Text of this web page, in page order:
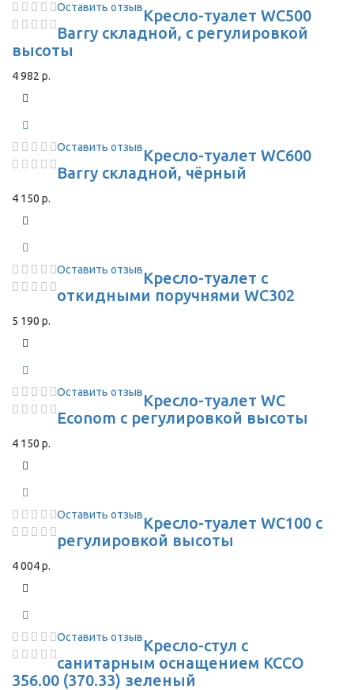
Оставить отзывКресло-туалет WC500
Barry складной, с регулировкой
высоты
4 982 р.
Оставить отзывКресло-туалет WC600
Barry складной, чёрный
4 150 р.
Оставить отзывКресло-туалет с
откидными поручнями WC302
5 190 р.
Оставить отзывКресло-туалет WC
Econom с регулировкой высоты
4 150 р.
Оставить отзывКресло-туалет WC100 с
регулировкой высоты
4 004 р.
Оставить отзывКресло-стул с
санитарным оснащением КССО
356.00 (370.33) зеленый